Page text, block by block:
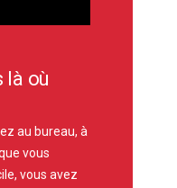
là où
au bureau, à
vous
vous avez